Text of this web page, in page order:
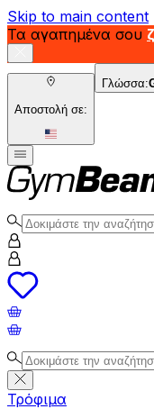
Skip to main content
Τα αγαπημένα σου
Αποστολή σε:
Γλώσσα:
Τρόφιμα